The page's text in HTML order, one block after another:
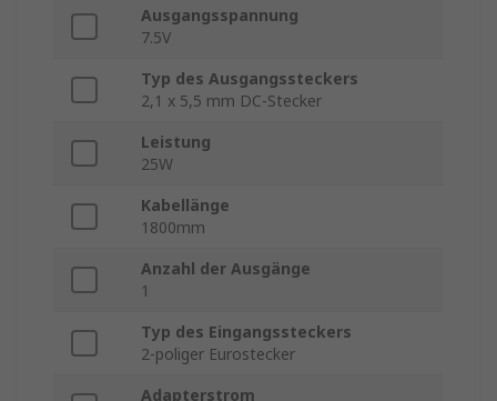
Ausgangsspannung
7.5V
Typ des Ausgangssteckers
2,1 x 5,5 mm DC-Stecker
Leistung
25W
Kabellänge
1800mm
Anzahl der Ausgänge
1
Typ des Eingangssteckers
2-poliger Eurostecker
Adapterstrom